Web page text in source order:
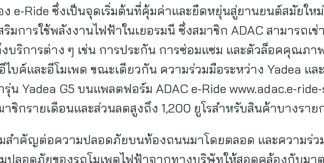
ง e-Ride ซึ่งเป็นจุดเริ่มต้นที่คุ้มค่าและยืดหยุ่นสู่ยานยนต์สมัยให
มการใช้พลังงานไฟฟ้าในเยอรมนี ซึ่งสมาชิก ADAC สามารถเช่
งบริการต่าง ๆ เช่น การประกัน การซ่อมแซม และตัวล็อคคุณภ
บค์และอีโมเพด ขณะเดียวกัน ความร่วมมือระหว่าง Yadea แล
น Yadea G5 บนแพลตฟอร์ม ADAC e-Ride www.adac.e-
าชิกรายเดือนและส่วนลดสูงถึง 1,200 ยูโรสำหรับสินค้าบางราย
สำคัญต่อความปลอดภัยบนท้องถนนมาโดยตลอด และความร่ว
ปลอดภัยของรถโมเพดไฟฟ้าจากทางบริษัทให้สอดคล้องกับมา